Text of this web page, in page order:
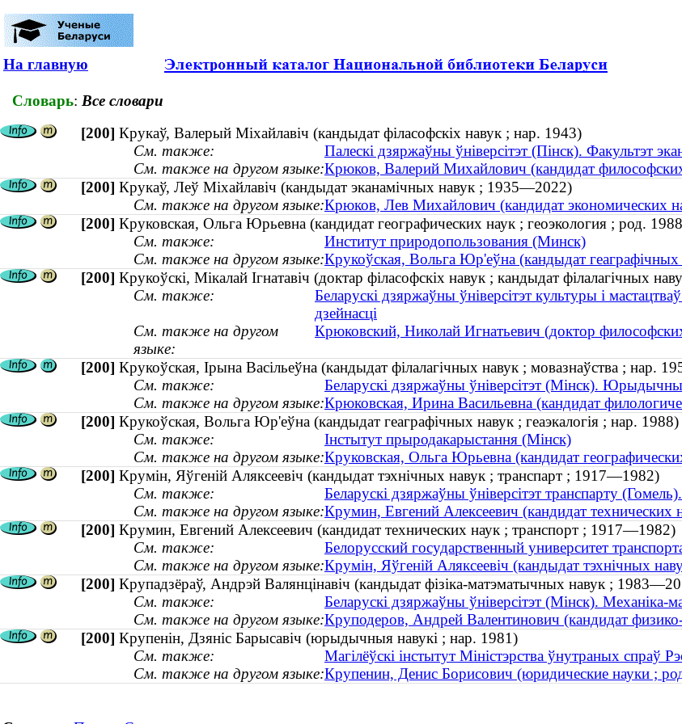
На главную
Словарь: Все словари
[200] Крукаў, Валерый Міхайлавіч (кандыдат філасофскіх навук ; нар. 1943)
См. также:
Палескі дзяржаўны ўніверсітэт (Пінск). Факультэт
См. также на другом языке:Крюков, Валерий Михайлович (кандидат
[200] Крукаў, Леў Міхайлавіч (кандыдат эканамічных навук ; 1935—2022)
См. также на другом языке:Крюков, Лев Михайлович (кандидат экономических
[200] Круковская, Ольга Юрьевна (кандидат географических наук ; геоэкология ; род.
См. также:
Институт природопользования (Минск)
См. также на другом языке:Крукоўская, Вольга Юр'еўна (кандыдат геаграфічных
[200] Крукоўскі, Мікалай Ігнатавіч (доктар філасофскіх навук ; кандыдат філалагічных
См. также:
Беларускі дзяржаўны ўніверсітэт культуры і
дзейнасці
См. также на другом
языке:
Крюковский, Николай Игнатьевич (доктор
[200] Крукоўская, Iрына Васiльеўна (кандыдат філалагічных навук ; мовазнаўства ; нар.
См. также:
Беларускі дзяржаўны ўніверсітэт (Мінск).
См. также на другом языке:Крюковская, Ирина Васильевна (кандидат
[200] Крукоўская, Вольга Юр'еўна (кандыдат геаграфічных навук ; геаэкалогія ; нар. 1988)
См. также:
Інстытут прыродакарыстання (Мінск)
См. также на другом языке:Круковская, Ольга Юрьевна (кандидат
[200] Крумін, Яўгеній Аляксеевіч (кандыдат тэхнічных навук ; транспарт ; 1917—1982)
См. также:
Беларускі дзяржаўны ўніверсітэт транспарту
См. также на другом языке:Крумин, Евгений Алексеевич (кандидат
[200] Крумин, Евгений Алексеевич (кандидат технических наук ; транспорт ; 1917—1982)
См. также:
Белорусский государственный университет
См. также на другом языке:Крумін, Яўгеній Аляксеевіч (кандыдат тэхнічных
[200] Крупадзёраў, Андрэй Валянцінавіч (кандыдат фізіка-матэматычных навук ;
См. также:
Беларускі дзяржаўны ўніверсітэт (Мінск). Механіка-
См. также на другом языке:Круподеров, Андрей Валентинович (кандидат
[200] Крупенін, Дзяніс Барысавіч (юрыдычныя навукі ; нар. 1981)
См. также:
Магілёўскі інстытут Міністэрства ўнутраных спраў
См. также на другом языке:Крупенин, Денис Борисович (юридические науки ;